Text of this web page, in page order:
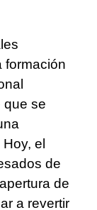
formación
que se
el
de
de
a revertir